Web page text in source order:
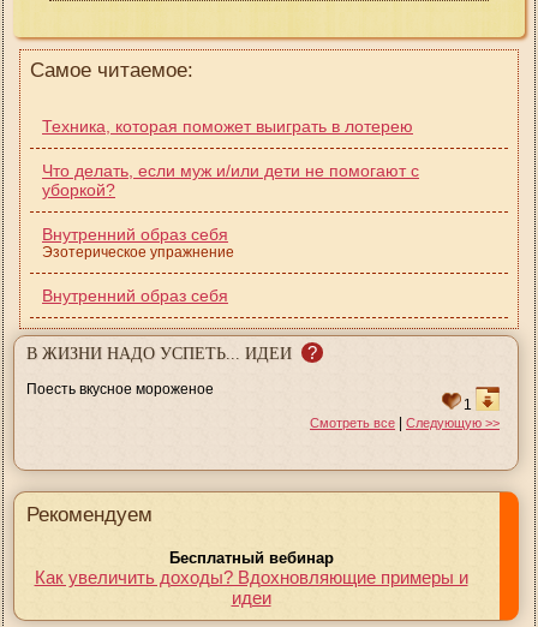
Самое читаемое:
Техника, которая поможет выиграть в лотерею
Что делать, если муж и/или дети не помогают с
уборкой?
Внутренний образ себя
Эзотерическое упражнение
Внутренний образ себя
В ЖИЗНИ НАДО УСПЕТЬ... ИДЕИ ?
Поесть вкусное мороженое
1
Смотреть все | Следующую >>
Рекомендуем
Бесплатный вебинар
Как увеличить доходы? Вдохновляющие примеры и
идеи